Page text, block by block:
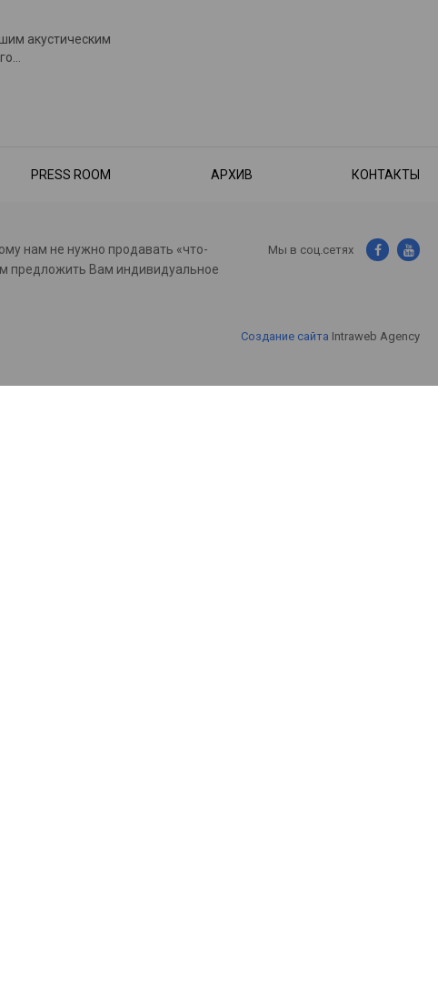
акустическим
PRESS ROOM АРХИВ КОНТАКТЫ
нам не нужно продавать «что-
предложить Вам индивидуальное
Мы в соц.сетях
Создание сайта Intraweb Agency